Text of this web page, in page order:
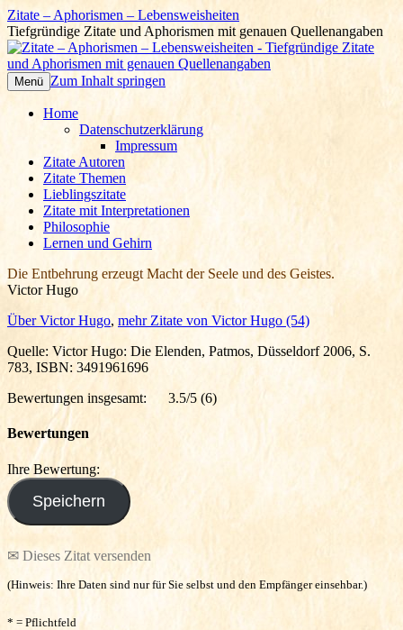
Zitate – Aphorismen – Lebensweisheiten
Tiefgründige Zitate und Aphorismen mit genauen Quellenangaben
Menü Zum Inhalt springen
Home
Datenschutzerklärung
Impressum
Zitate Autoren
Zitate Themen
Lieblingszitate
Zitate mit Interpretationen
Philosophie
Lernen und Gehirn
Die Entbehrung erzeugt Macht der Seele und des Geistes.
Victor Hugo
Über Victor Hugo, mehr Zitate von Victor Hugo (54)
Quelle: Victor Hugo: Die Elenden, Patmos, Düsseldorf 2006, S.
783, ISBN: 3491961696
Bewertungen insgesamt:
3.5/5 (6)
Bewertungen
Ihre Bewertung:
✉ Dieses Zitat versenden
(Hinweis: Ihre Daten sind nur für Sie selbst und den Empfänger einsehbar.)
* = Pflichtfeld